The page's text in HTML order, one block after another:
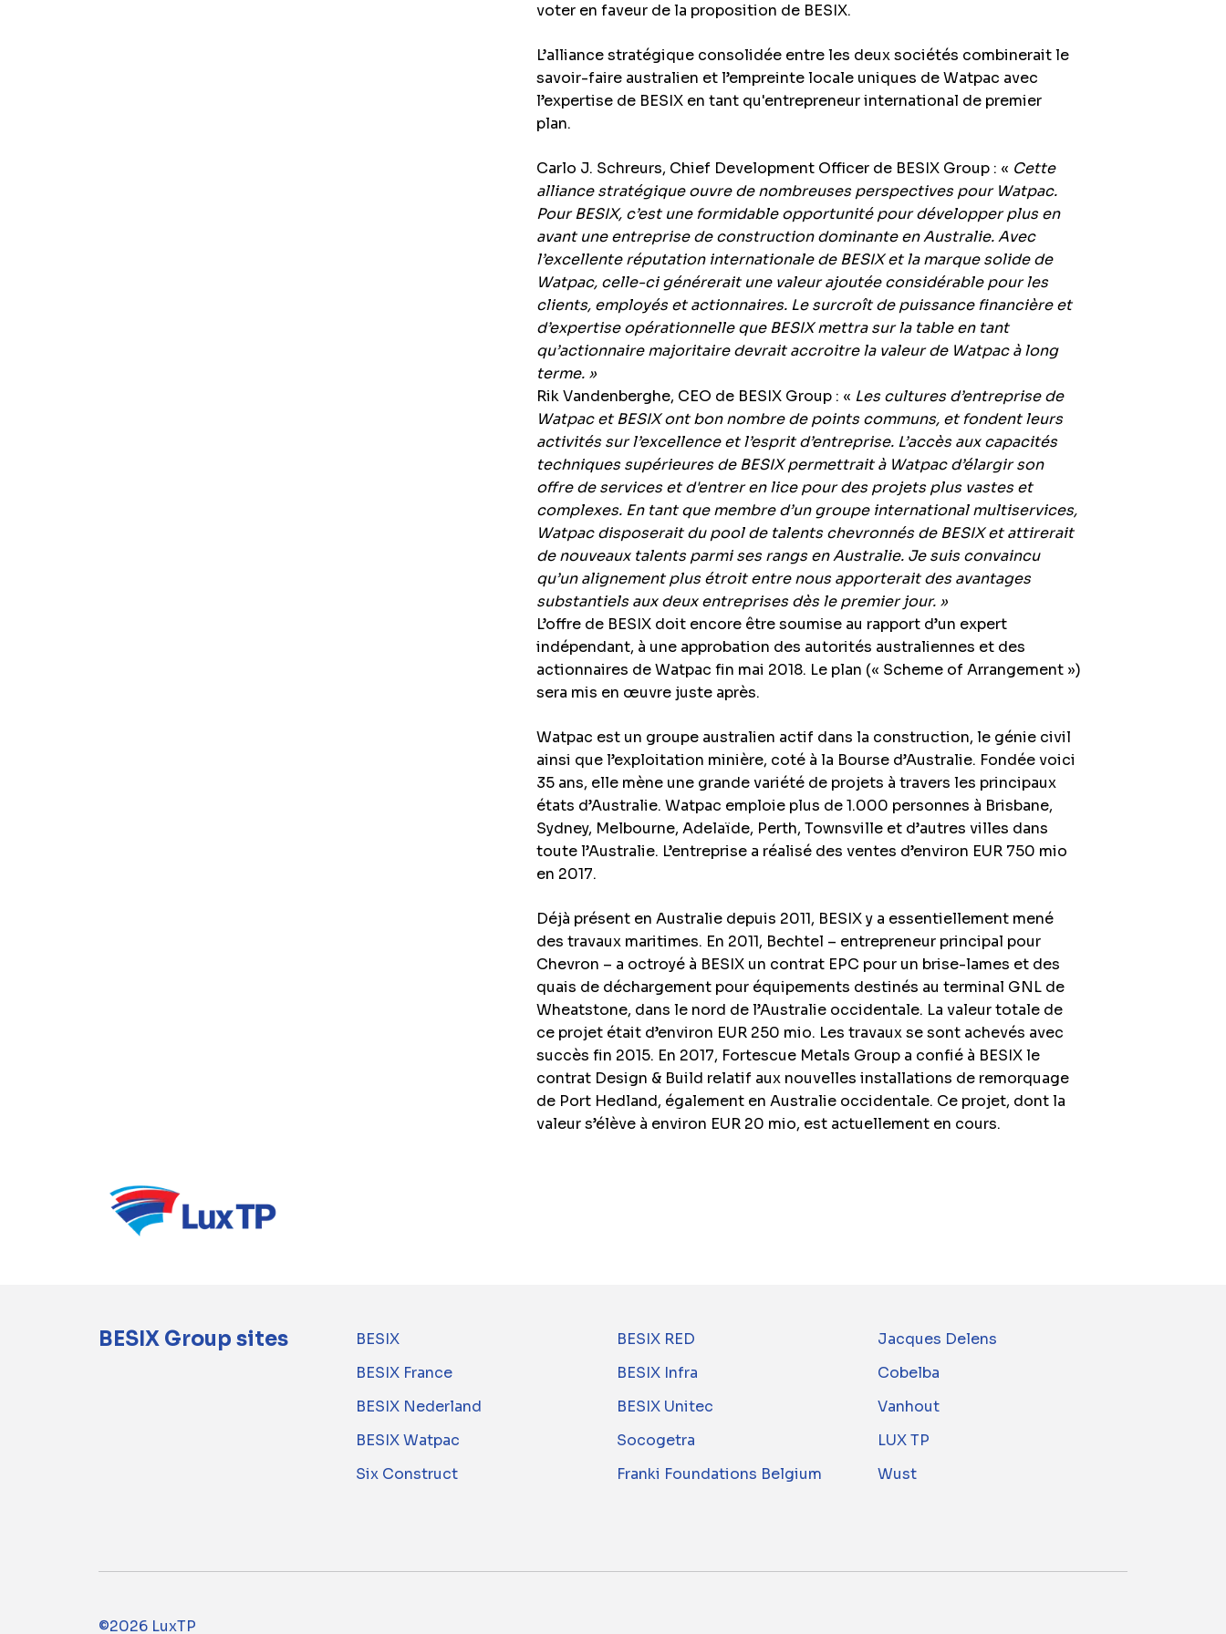
voter en faveur de la proposition de BESIX.
L’alliance stratégique consolidée entre les deux sociétés combinerait le
savoir-faire australien et l’empreinte locale uniques de Watpac avec
l’expertise de BESIX en tant qu'entrepreneur international de premier
plan.
Carlo J. Schreurs, Chief Development Officer de BESIX Group : « Cette
alliance stratégique ouvre de nombreuses perspectives pour Watpac.
Pour BESIX, c’est une formidable opportunité pour développer plus en
avant une entreprise de construction dominante en Australie. Avec
l’excellente réputation internationale de BESIX et la marque solide de
Watpac, celle-ci générerait une valeur ajoutée considérable pour les
clients, employés et actionnaires. Le surcroît de puissance financière et
d’expertise opérationnelle que BESIX mettra sur la table en tant
qu’actionnaire majoritaire devrait accroitre la valeur de Watpac à long
terme. »
Rik Vandenberghe, CEO de BESIX Group : « Les cultures d’entreprise de
Watpac et BESIX ont bon nombre de points communs, et fondent leurs
activités sur l’excellence et l’esprit d’entreprise. L’accès aux capacités
techniques supérieures de BESIX permettrait à Watpac d’élargir son
offre de services et d'entrer en lice pour des projets plus vastes et
complexes. En tant que membre d’un groupe international multiservices,
Watpac disposerait du pool de talents chevronnés de BESIX et attirerait
de nouveaux talents parmi ses rangs en Australie. Je suis convaincu
qu’un alignement plus étroit entre nous apporterait des avantages
substantiels aux deux entreprises dès le premier jour. »
L’offre de BESIX doit encore être soumise au rapport d’un expert
indépendant, à une approbation des autorités australiennes et des
actionnaires de Watpac fin mai 2018. Le plan (« Scheme of Arrangement »)
sera mis en œuvre juste après.
Watpac est un groupe australien actif dans la construction, le génie civil
ainsi que l’exploitation minière, coté à la Bourse d’Australie. Fondée voici
35 ans, elle mène une grande variété de projets à travers les principaux
états d’Australie. Watpac emploie plus de 1.000 personnes à Brisbane,
Sydney, Melbourne, Adelaïde, Perth, Townsville et d’autres villes dans
toute l’Australie. L’entreprise a réalisé des ventes d’environ EUR 750 mio
en 2017.
Déjà présent en Australie depuis 2011, BESIX y a essentiellement mené
des travaux maritimes. En 2011, Bechtel – entrepreneur principal pour
Chevron – a octroyé à BESIX un contrat EPC pour un brise-lames et des
quais de déchargement pour équipements destinés au terminal GNL de
Wheatstone, dans le nord de l’Australie occidentale. La valeur totale de
ce projet était d’environ EUR 250 mio. Les travaux se sont achevés avec
succès fin 2015. En 2017, Fortescue Metals Group a confié à BESIX le
contrat Design & Build relatif aux nouvelles installations de remorquage
de Port Hedland, également en Australie occidentale. Ce projet, dont la
valeur s’élève à environ EUR 20 mio, est actuellement en cours.
BESIX Group sites BESIX BESIX RED
Jacques Delens
BESIX France
BESIX Infra
Cobelba
BESIX Nederland
BESIX Unitec
Vanhout
BESIX Watpac
Socogetra
LUX TP
Six Construct
Franki Foundations Belgium Wust
©2026 LuxTP